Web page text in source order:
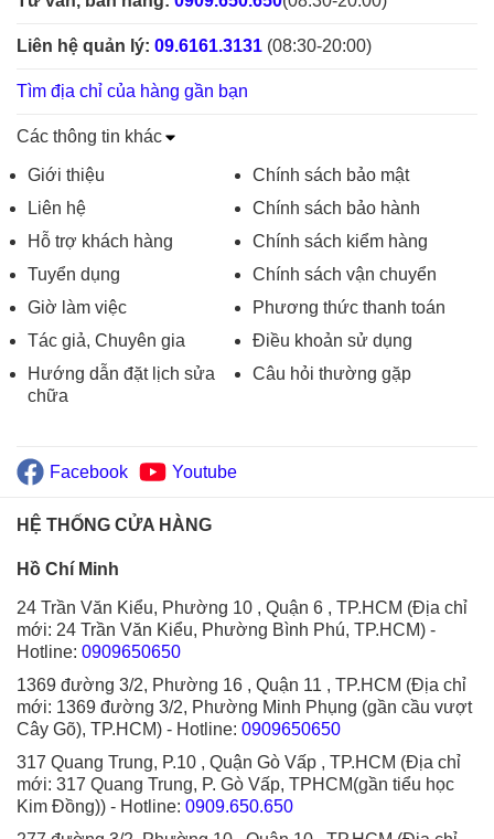
Liên hệ quản lý: 09.6161.3131 (08:30-20:00)
Tìm địa chỉ của hàng gần bạn
Các thông tin khác
Giới thiệu
Liên hệ
Hỗ trợ khách hàng
Tuyển dụng
Giờ làm việc
Tác giả, Chuyên gia
Hướng dẫn đặt lịch sửa
chữa
Chính sách bảo mật
Chính sách bảo hành
Chính sách kiểm hàng
Chính sách vận chuyển
Phương thức thanh toán
Điều khoản sử dụng
Câu hỏi thường gặp
Facebook Youtube
HỆ THỐNG CỬA HÀNG
Hồ Chí Minh
24 Trần Văn Kiểu, Phường 10 , Quận 6 , TP.HCM (Địa chỉ
mới: 24 Trần Văn Kiểu, Phường Bình Phú, TP.HCM) -
Hotline: 0909650650
1369 đường 3/2, Phường 16 , Quận 11 , TP.HCM (Địa chỉ
mới: 1369 đường 3/2, Phường Minh Phụng (gần cầu vượt
Cây Gõ), TP.HCM) - Hotline: 0909650650
317 Quang Trung, P.10 , Quận Gò Vấp , TP.HCM (Địa chỉ
mới: 317 Quang Trung, P. Gò Vấp, TPHCM(gần tiểu học
Kim Đồng)) - Hotline: 0909.650.650